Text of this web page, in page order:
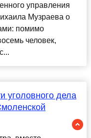
управления
Музраева о
помимо
человек,
уголовного дела